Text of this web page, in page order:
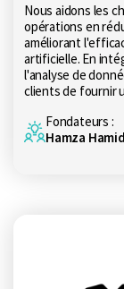
Nous aidons les
opérations en
améliorant
artificielle. En
l'analyse de
clients de fournir
Fondateurs :
Hamza Hamid